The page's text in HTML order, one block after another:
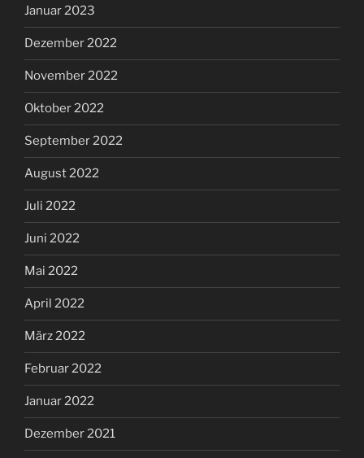
Januar 2023
Dezember 2022
November 2022
Oktober 2022
September 2022
August 2022
Juli 2022
Juni 2022
Mai 2022
April 2022
März 2022
Februar 2022
Januar 2022
Dezember 2021